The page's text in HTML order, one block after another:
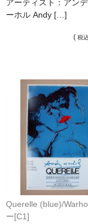
アーティスト：アン
ーホル Andy […]
( 税込
Querelle (blue)/
ー[C1]